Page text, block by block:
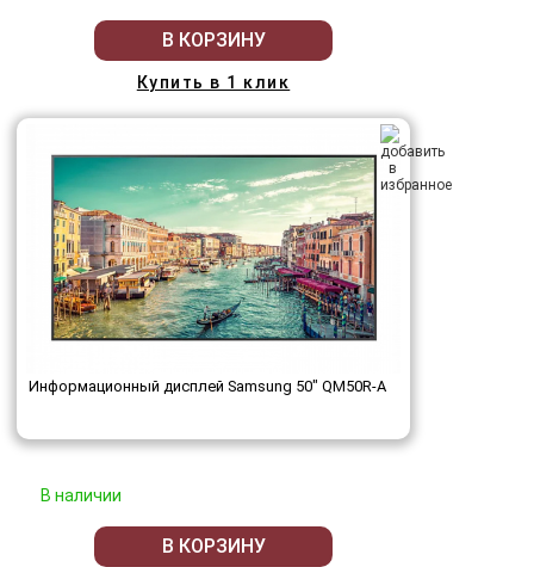
В КОРЗИНУ
Купить в 1 клик
Информационный дисплей Samsung 50" QM50R-A
В наличии
В КОРЗИНУ